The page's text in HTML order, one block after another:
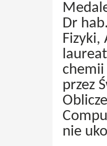
Dr
Fizyki,
przez
nie